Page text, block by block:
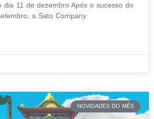
dia 11 de dezembro Após o sucesso do
a Sato Company
NOVIDADES DO MÊS